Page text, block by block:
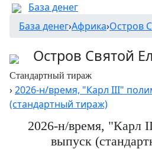
База денег
База денег›Африка›Остров
Остров Святой
Стандартный тираж
›2026-н/время, "Карл III"
(стандартный тираж)
2026-н/время, "Карл
выпуск